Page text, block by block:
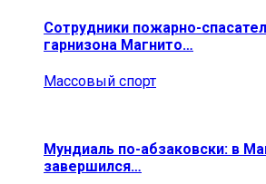
Сотрудники пожарно-
гарнизона Магнито…
Массовый спорт
Мундиаль по-абзаковски: в
завершился…